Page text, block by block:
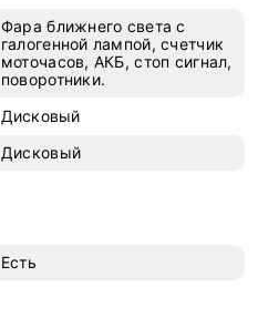
Фара ближнего света с
галогенной лампой, счетчик
моточасов, АКБ, стоп сигнал,
поворотники.
Дисковый
Дисковый
Есть